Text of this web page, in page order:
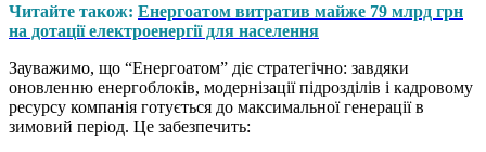
Читайте також: Енергоатом витратив майже 79 млрд грн
на дотації електроенергії для населення
Зауважимо, що “Енергоатом” діє стратегічно: завдяки
оновленню енергоблоків, модернізації підрозділів і кадровому
ресурсу компанія готується до максимальної генерації в
зимовий період. Це забезпечить: